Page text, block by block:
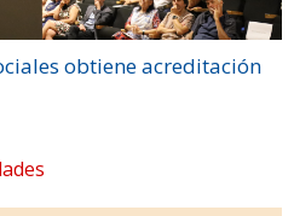
obtiene acreditación